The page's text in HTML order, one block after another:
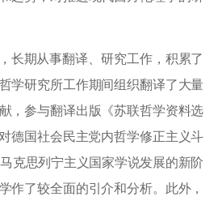
长期从事翻译、研究工作，积累了
学研究所工作期间组织翻译了大量
，参与翻译出版《苏联哲学资料选
德国社会民主党内哲学修正主义斗
克思列宁主义国家学说发展的新阶
作了较全面的引介和分析。此外，